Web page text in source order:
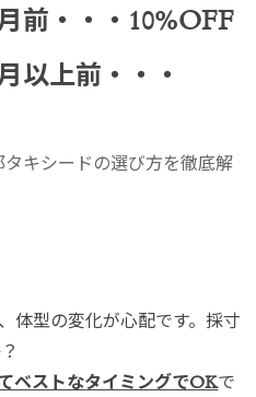
前・・・10%OFF
上前・・・
タキシードの選び方を徹底解
体型の変化が心配です。採寸
ベストなタイミングでOKで